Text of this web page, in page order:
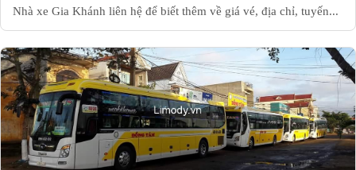
Nhà xe Gia Khánh liên hệ để biết thêm về giá vé, địa chỉ, tuyến...